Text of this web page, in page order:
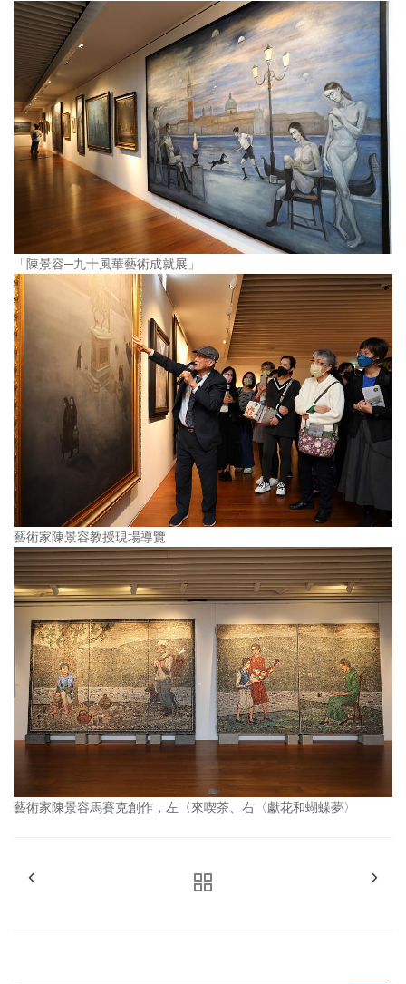
「陳景容─九十風華藝術成就展」
藝術家陳景容教授現場導覽
藝術家陳景容馬賽克創作，左〈來喫茶、右〈獻花和蝴蝶夢〉